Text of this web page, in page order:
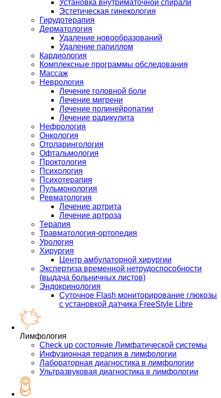
Установка внутриматочной спирали
Эстетическая гинекология
Гирудотерапия
Дерматология
Удаление новообразований
Удаление папиллом
Кардиология
Комплексные программы обследования
Массаж
Неврология
Лечение головной боли
Лечение мигрени
Лечение полинейропатии
Лечение радикулита
Нефрология
Онкология
Отоларингология
Офтальмология
Проктология
Психология
Психотерапия
Пульмонология
Ревматология
Лечение артрита
Лечение артроза
Терапия
Травматология-ортопедия
Урология
Хирургия
Центр амбулаторной хирургии
Экспертиза временной нетрудоспособности
(выдача больничных листов)
Эндокринология
Суточное Flash мониторирование глюкозы
с установкой датчика FreeStyle Libre
Лимфология
Check up состояние Лимфатической системы
Инфузионная терапия в лимфологии
Лабораторная диагностика в лимфологии
Ультразвуковая диагностика в лимфологии